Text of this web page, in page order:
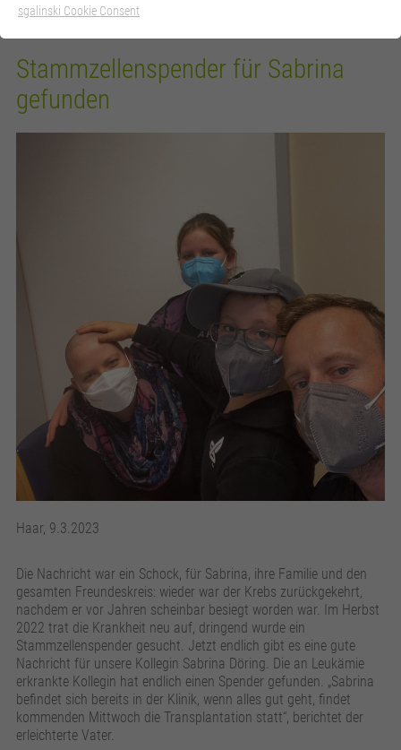
Stammzellenspender für Sabrina
gefunden
Haar, 9.3.2023
Die Nachricht war ein Schock, für Sabrina, ihre Familie und den
gesamten Freundeskreis: wieder war der Krebs zurückgekehrt,
nachdem er vor Jahren scheinbar besiegt worden war. Im Herbst
2022 trat die Krankheit neu auf, dringend wurde ein
Stammzellenspender gesucht. Jetzt endlich gibt es eine gute
Nachricht für unsere Kollegin Sabrina Döring. Die an Leukämie
erkrankte Kollegin hat endlich einen Spender gefunden. „Sabrina
befindet sich bereits in der Klinik, wenn alles gut geht, findet
kommenden Mittwoch die Transplantation statt“, berichtet der
erleichterte Vater.
sgalinski Cookie Consent